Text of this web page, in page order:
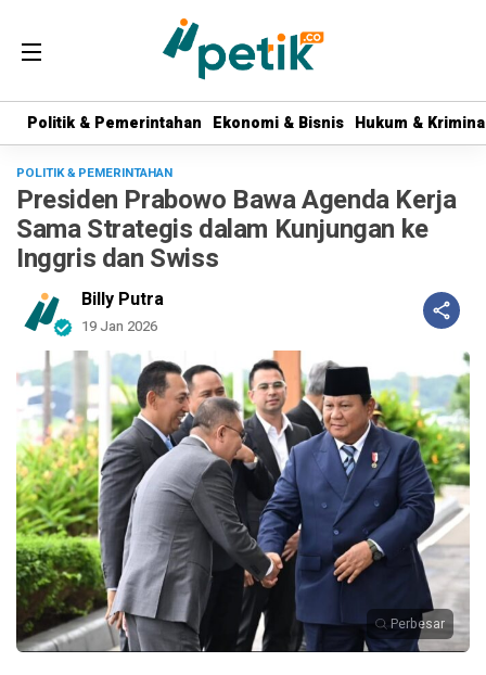
Politik & Pemerintahan Ekonomi & Bisnis Hukum &
Politik & Pemerintahan Ekonomi & Bisnis Hukum &
POLITIK & PEMERINTAHAN
Presiden Prabowo Bawa Agenda Kerja
Sama Strategis dalam Kunjungan ke
Inggris dan Swiss
Billy Putra
19 Jan 2026
Perbesar